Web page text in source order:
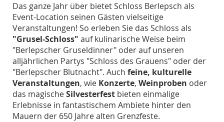
Das ganze Jahr über bietet Schloss Berlepsch als
Event-Location seinen Gästen vielseitige
Veranstaltungen! So erleben Sie das Schloss als
"Grusel-Schloss" auf kulinarische Weise beim
"Berlepscher Gruseldinner" oder auf unseren
alljährlichen Partys "Schloss des Grauens" oder der
"Berlepscher Blutnacht". Auch feine, kulturelle
Veranstaltungen, wie Konzerte, Weinproben oder
das magischeSilvesterfest bieten einmalige
Erlebnisse in fantastischem Ambiete hinter den
Mauern der 650 Jahre alten Grenzfeste.